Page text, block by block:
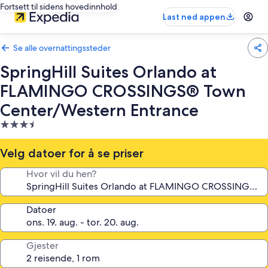
Fortsett til sidens hovedinnhold
Last ned appen
Se alle overnattingssteder
SpringHill Suites Orlando at
FLAMINGO CROSSINGS® Town
Center/Western Entrance
Overnattingssted
med
3.5
stjerner
Velg datoer for å se priser
Hvor vil du hen?
Datoer
Gjester